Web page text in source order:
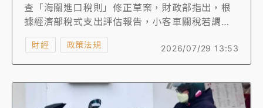
查「海關進口稅則」修正草案，財政部指出，根
據經濟部稅式支出評估報告，小客車關稅若調降
至零，稅收淨損約523億元至601億元，恐導致國
產車廠及零組件廠關廠，影響產值約847.74億
元、8.26萬從業人員，且為保留對外經貿談判籌
車零組件關稅調降，稅收不減反增0.52億元。
2026/07/29 13:53
財經 政策法規